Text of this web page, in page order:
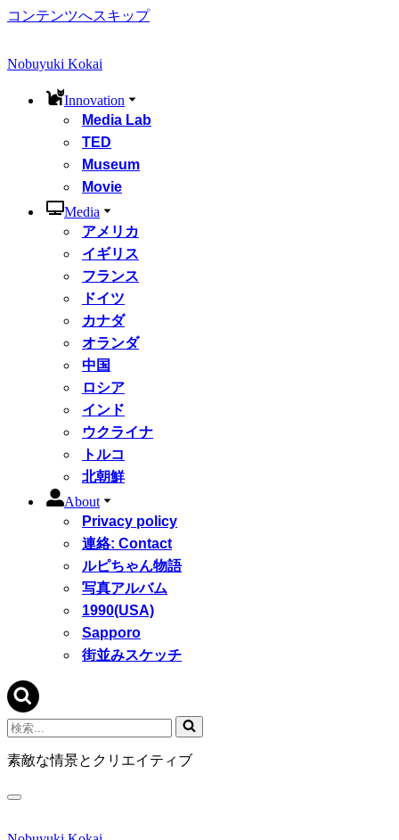
コンテンツへスキップ
Nobuyuki Kokai
Innovation
Media Lab
TED
Museum
Movie
Media
アメリカ
イギリス
フランス
ドイツ
カナダ
オランダ
中国
ロシア
インド
ウクライナ
トルコ
北朝鮮
About
Privacy policy
連絡: Contact
ルピちゃん物語
写真アルバム
1990(USA)
Sapporo
街並みスケッチ
検
索...
素敵な情景とクリエイティブ
ナ
ゲ